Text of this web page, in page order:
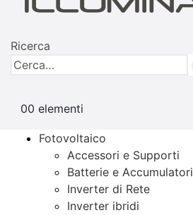
Ricerca
00 elementi
Fotovoltaico
Accessori e Supporti
Batterie e Accumulatori
Inverter di Rete
Inverter ibridi